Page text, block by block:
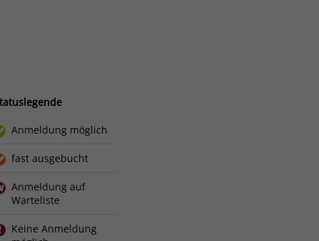
Anmeldung möglich
fast ausgebucht
Anmeldung auf
Warteliste
Keine Anmeldung